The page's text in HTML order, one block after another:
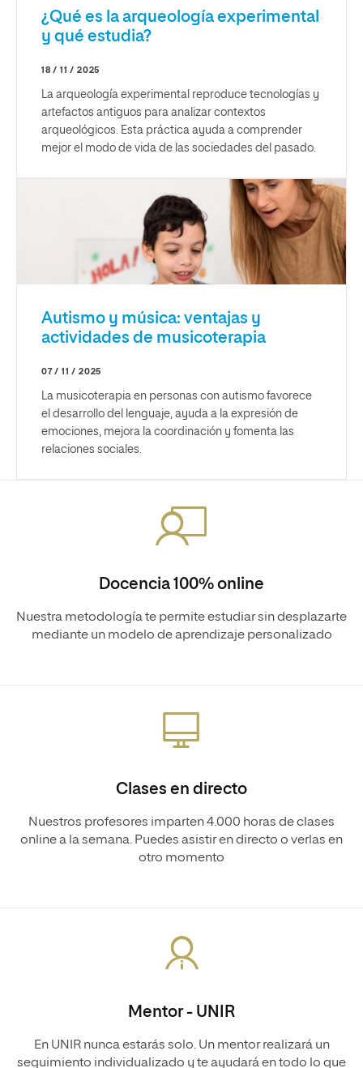
¿Qué es la arqueología experimental
y qué estudia?
18 / 11 / 2025
La arqueología experimental reproduce tecnologías y
artefactos antiguos para analizar contextos
arqueológicos. Esta práctica ayuda a comprender
mejor el modo de vida de las sociedades del pasado.
Autismo y música: ventajas y
actividades de musicoterapia
07 / 11 / 2025
La musicoterapia en personas con autismo favorece
el desarrollo del lenguaje, ayuda a la expresión de
emociones, mejora la coordinación y fomenta las
relaciones sociales.
Docencia 100% online
Nuestra metodología te permite estudiar sin desplazarte
mediante un modelo de aprendizaje personalizado
Clases en directo
Nuestros profesores imparten 4.000 horas de clases
online a la semana. Puedes asistir en directo o verlas en
otro momento
Mentor - UNIR
En UNIR nunca estarás solo. Un mentor realizará un
seguimiento individualizado y te ayudará en todo lo que